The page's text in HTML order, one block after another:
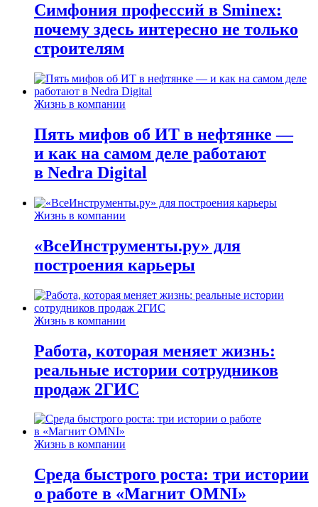
Симфония профессий в Sminex:
почему здесь интересно не только
строителям
Жизнь в компании
Пять мифов об ИТ в нефтянке —
и как на самом деле работают
в Nedra Digital
Жизнь в компании
«ВсеИнструменты.ру» для
построения карьеры
Жизнь в компании
Работа, которая меняет жизнь:
реальные истории сотрудников
продаж 2ГИС
Жизнь в компании
Среда быстрого роста: три истории
о работе в «Магнит OMNI»